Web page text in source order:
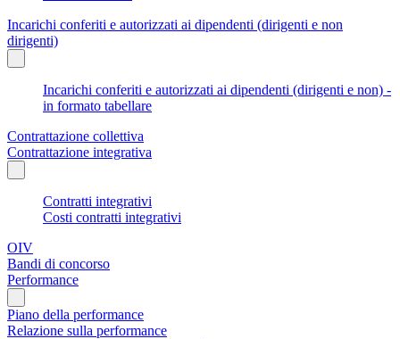
Incarichi conferiti e autorizzati ai dipendenti (dirigenti e non
dirigenti)
Incarichi conferiti e autorizzati ai dipendenti (dirigenti e non) -
in formato tabellare
Contrattazione collettiva
Contrattazione integrativa
Contratti integrativi
Costi contratti integrativi
OIV
Bandi di concorso
Performance
Piano della performance
Relazione sulla performance